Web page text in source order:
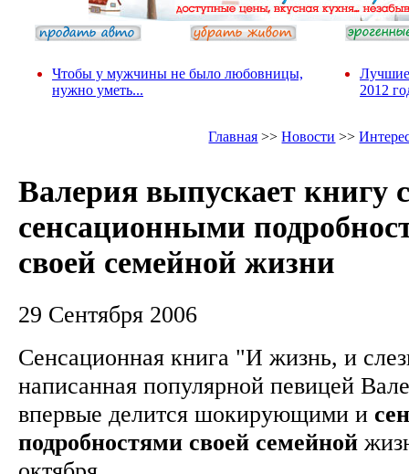
Чтобы у мужчины не было любовницы,
нужно уметь...
Лучшие
2012
Главная >>Новости >>
Валерия выпускает книгу с
сенсационными
своей семейной жизни
29 Сентября 2006
Сенсационная книга "И жизнь, и
написанная популярной певицей
впервые делится шокирующими и
подробностями своей семейной